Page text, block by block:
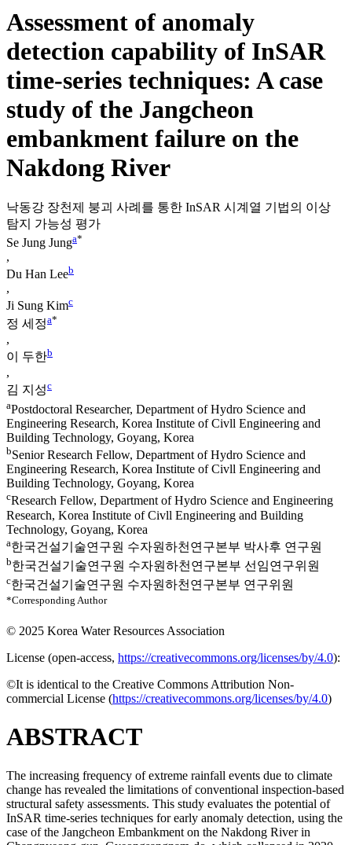
Assessment of anomaly
detection capability of InSAR
time-series techniques: A case
study of the Jangcheon
embankment failure on the
Nakdong River
낙동강 장천제 붕괴 사례를 통한 InSAR 시계열 기법의 이상
탐지 가능성 평가
Se Jung Junga*
,
Du Han Leeb
,
Ji Sung Kimc
정 세정a*
,
이 두한b
,
김 지성c
aPostdoctoral Researcher, Department of Hydro Science and
Engineering Research, Korea Institute of Civll Engineering and
Building Technology, Goyang, Korea
bSenior Research Fellow, Department of Hydro Science and
Engineering Research, Korea Institute of Civll Engineering and
Building Technology, Goyang, Korea
cResearch Fellow, Department of Hydro Science and Engineering
Research, Korea Institute of Civll Engineering and Building
Technology, Goyang, Korea
a한국건설기술연구원 수자원하천연구본부 박사후 연구원
b한국건설기술연구원 수자원하천연구본부 선임연구위원
c한국건설기술연구원 수자원하천연구본부 연구위원
*Corresponding Author
© 2025 Korea Water Resources Association
License (open-access, https://creativecommons.org/licenses/by/4.0):
©It is identical to the Creative Commons Attribution Non-
commercial License (https://creativecommons.org/licenses/by/4.0)
ABSTRACT
The increasing frequency of extreme rainfall events due to climate
change has revealed the limitations of conventional inspection-based
structural safety assessments. This study evaluates the potential of
InSAR time-series techniques for early anomaly detection, using the
case of the Jangcheon Embankment on the Nakdong River in